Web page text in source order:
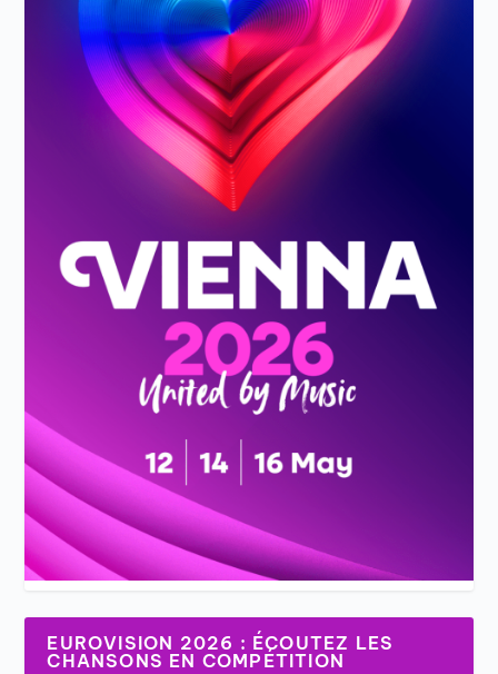
EUROVISION 2026 : ÉCOUTEZ LES
CHANSONS EN COMPÉTITION